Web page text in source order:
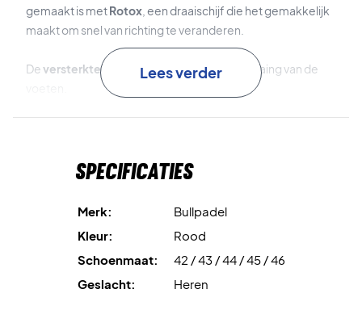
gemaakt is metRotox , een draaischijf die het gemakkelijk
maakt om snel van richting te veranderen.
Deversterkte structuurvoorkomt de verdraaing van de
de gewrichten onder veel spanning worden gezet.
Om je een extra goede pasvorm en comfort te geven, zijn
de naden bij de veters weggewerkt en is mesh-stof
Padel schoenen in goed comfort en pasvorm - Koop ze
Lees verder
Specificaties
Merk:
Bullpadel
Kleur:
Rood
Schoenmaat:
42 / 43 / 44 / 45 / 46
Geslacht:
Heren